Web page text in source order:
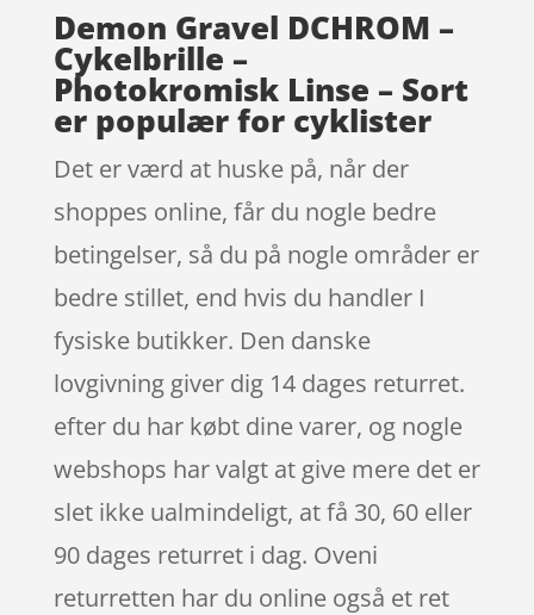
Demon Gravel DCHROM –
Cykelbrille –
Photokromisk Linse – Sort
er populær for cyklister
Det er værd at huske på, når der
shoppes online, får du nogle bedre
betingelser, så du på nogle områder er
bedre stillet, end hvis du handler I
fysiske butikker. Den danske
lovgivning giver dig 14 dages returret.
efter du har købt dine varer, og nogle
webshops har valgt at give mere det er
slet ikke ualmindeligt, at få 30, 60 eller
90 dages returret i dag. Oveni
returretten har du online også et ret